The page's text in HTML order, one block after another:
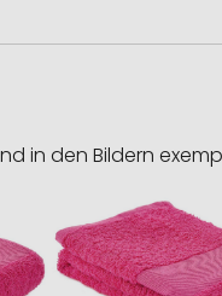
in den Bildern